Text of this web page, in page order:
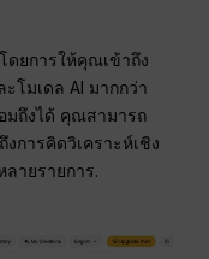
โดยการให้คุณเข้าถึง
โมเดล AI มากกว่า
มถึงได้ คุณสามารถ
การคิดวิเคราะห์เชิง
ายรายการ.